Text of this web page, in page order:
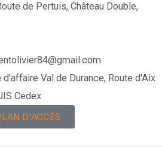
de Pertuis, Château Double,
d'affaire Val de Durance, Route d'Aix
Cedex
D'ACCÈS